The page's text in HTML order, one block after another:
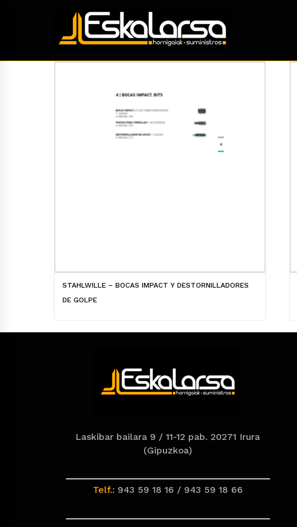
STAHLWILLE – BOCAS IMPACT Y DESTORNILLADORES
DE GOLPE
Laskibar bailara 9 / 11-12 pab. 20271 Irura
(Gipuzkoa)
Telf.: 943 59 18 16 / 943 59 18 66